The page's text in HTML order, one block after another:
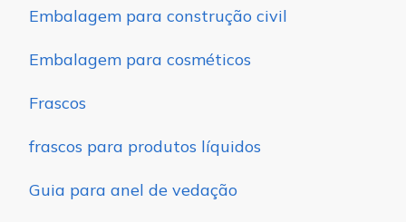
Embalagem para construção civil
Embalagem para cosméticos
Frascos
frascos para produtos líquidos
Guia para anel de vedação